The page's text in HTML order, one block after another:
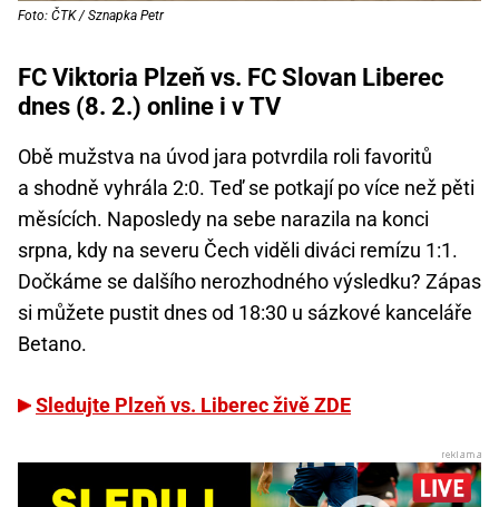
Foto: ČTK / Sznapka Petr
FC Viktoria Plzeň vs. FC Slovan Liberec
dnes (8. 2.) online i v TV
Obě mužstva na úvod jara potvrdila roli favoritů
a shodně vyhrála 2:0. Teď se potkají po více než pěti
měsících. Naposledy na sebe narazila na konci
srpna, kdy na severu Čech viděli diváci remízu 1:1.
Dočkáme se dalšího nerozhodného výsledku? Zápas
si můžete pustit dnes od 18:30 u sázkové kanceláře
Betano.
Sledujte Plzeň vs. Liberec živě ZDE